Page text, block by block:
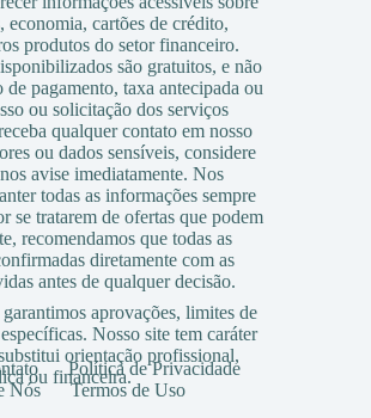
economia, cartões de crédito,
produtos do setor financeiro.
são gratuitos, e não
pagamento, taxa antecipada ou
ou solicitação dos serviços
qualquer contato em nosso
ou dados sensíveis, considere
avise imediatamente. Nos
todas as informações sempre
se tratarem de ofertas que podem
recomendamos que todas as
diretamente com as
antes de qualquer decisão.
aprovações, limites de
Nosso site tem caráter
orientação profissional,
ou financeira.
Política de Privacidade
Nós
Termos de Uso